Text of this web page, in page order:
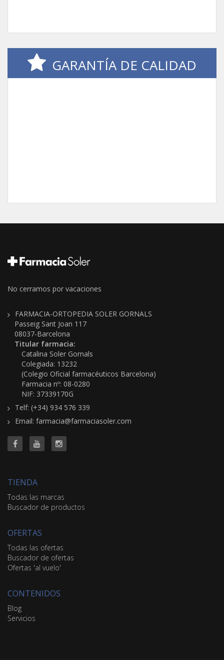
GARANTÍA DE CALIDAD
No cerramos por vacaciones
FARMACIA-ORTOPEDIA SOLER GORNALS
Passeig Sant Joan 117
08037-Barcelona
Titular farmacia:
Catalina Soler Gornals
Colegiada: 13232
(Colegio Oficial farmacéuticos Barcelona)
Farmacia nº: 08-0280
NIF: 37339170G
Telf: (+34) 934 576 339
Email: farmacia@farmaciasoler.com
TIENDA
Todas las marcas
Buscador de productos
OFERTAS
Todas las ofertas
Buscador de ofertas
Ofertas 'al vuelo'
CONTENIDOS
Blog
Servicios